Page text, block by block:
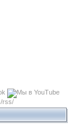
rss/